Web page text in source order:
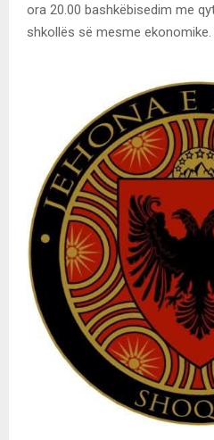
ora 20.00 bashkëbisedim me
shkollës së mesme ekonomike.